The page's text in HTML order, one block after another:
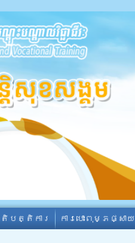
បត្តិការ ការបោះពុម្ភផ្សាយ